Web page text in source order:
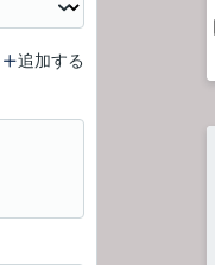
追加する